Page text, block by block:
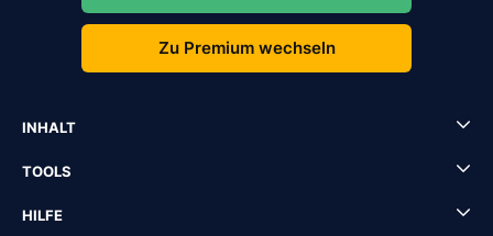
Zu Premium wechseln
INHALT
TOOLS
HILFE